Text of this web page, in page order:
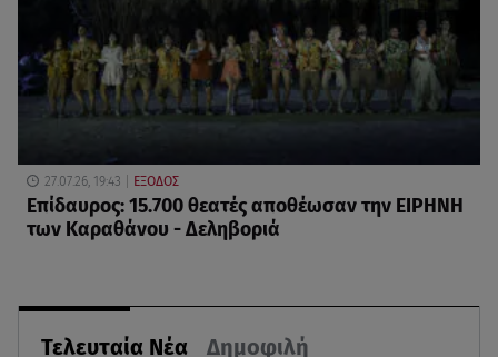
Τελευταία Νέα Δημοφιλή
27.07.26, 19:43 ΕΞΟΔΟΣ
Επίδαυρος: 15.700 θεατές αποθέωσαν την ΕΙΡΗΝΗ
των Καραθάνου - Δεληβοριά